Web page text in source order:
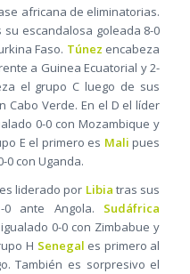
africana de eliminatorias.
escandalosa goleada 8-0
Faso. Túnez encabeza
a Guinea Ecuatorial y 2-
el grupo C luego de sus
Cabo Verde. En el D el líder
0-0 con Mozambique y
E el primero es Mali pues
0 con Uganda.
liderado por Libia tras sus
ante Angola. Sudáfrica
0-0 con Zimbabue y
H Senegal es primero al
También es sorpresivo el